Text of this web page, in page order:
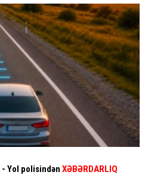
- Yol polisindən XƏBƏRDARLIQ